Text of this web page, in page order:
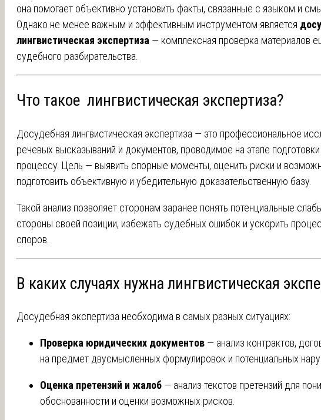
она помогает объективно установить факты, связанные с языком и
Однако не менее важным и эффективным инструментом является
лингвистическая экспертиза — комплексная проверка материалов
судебного разбирательства.
Что такое лингвистическая экспертиза?
Досудебная лингвистическая экспертиза — это профессиональное
речевых высказываний и документов, проводимое на этапе
процессу. Цель — выявить спорные моменты, оценить риски и
подготовить объективную и убедительную доказательственную базу.
Такой анализ позволяет сторонам заранее понять потенциальные
стороны своей позиции, избежать судебных ошибок и ускорить
споров.
В каких случаях нужна лингвистическая
Досудебная экспертиза необходима в самых разных ситуациях:
Проверка юридических документов — анализ контрактов,
на предмет двусмысленных формулировок и потенциальных
Оценка претензий и жалоб — анализ текстов претензий для
обоснованности и оценки возможных рисков.